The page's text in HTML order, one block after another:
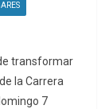
transformar
la Carrera
7